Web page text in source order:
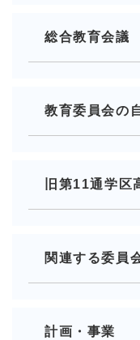
総合教育会議
教育委員会の
旧第11通学区
関連する委員
計画・事業